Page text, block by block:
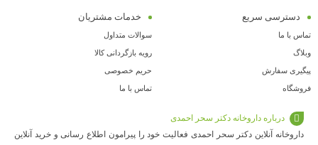
دسترسی سریع
تماس با ما
وبلاگ
پیگیری سفارش
فروشگاه
خدمات مشتریان
سوالات متداول
رویه بازگردانی کالا
حریم خصوصی
تماس با ما
درباره داروخانه دکتر سحر احمدی
داروخانه آنلاین دکتر سحر احمدی فعالیت خود را پیرامون اطلاع رسانی و خرید آنلاین